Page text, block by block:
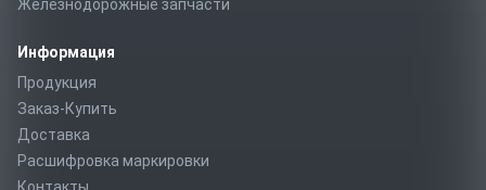
Железнодорожные запчасти
Информация
Продукция
Заказ-Купить
Доставка
Расшифровка маркировки
Контакты